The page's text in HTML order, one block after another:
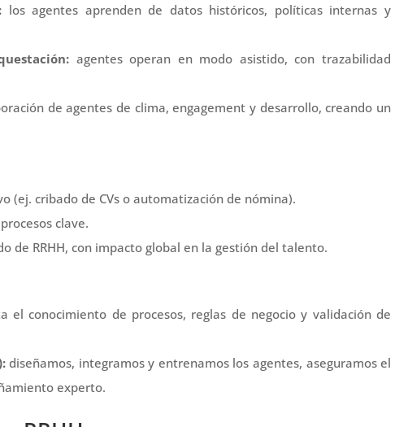
los agentes aprenden de datos históricos, políticas internas y
agentes operan en modo asistido, con trazabilidad
de agentes de clima,engagement y desarrollo, creando un
(ej. cribado de CVs o automatización de nómina).
clave.
de RRHH, con impacto global en la gestión del talento.
el conocimiento de procesos, reglas de negocio y validación de
diseñamos, integramos y entrenamos los agentes, aseguramos el
experto.